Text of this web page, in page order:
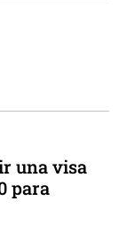
una visa
para